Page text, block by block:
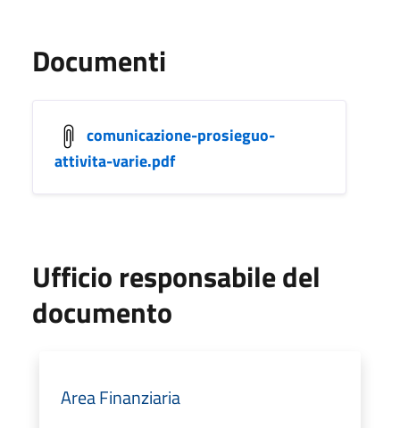
Documenti
comunicazione-prosieguo-
attivita-varie.pdf
Ufficio responsabile del
documento
Area Finanziaria